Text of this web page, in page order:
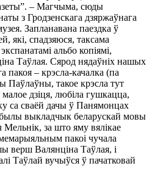
– Магчыма, сюды
з Гродзенскага дзяржаўнага
Запланавана паездка ў
які, спадзяюся, таксама
альбо копіямі,
Таўлая. Сярод нядаўніх нашых
пакоя – крэсла-качалка (па
Паўлаўны, такое крэсла тут
дзіця, любіла гушкацца,
са сваёй дачы ў Панямонцах
былы выкладчык беларускай мовы
Мельнік, за што яму вялікае
пакоі чучала
верш Валянціна Таўлая, і
Таўлай вучыўся ў пачатковай